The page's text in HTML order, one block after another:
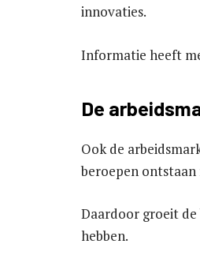
innovaties.
Informatie heeft
De
Ook de
beroepen
Daardoor groeit de
hebben.